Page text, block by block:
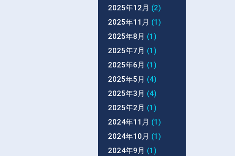
2025年12月 (2)
2025年11月 (1)
2025年8月 (1)
2025年7月 (1)
2025年6月 (1)
2025年5月 (4)
2025年3月 (4)
2025年2月 (1)
2024年11月 (1)
2024年10月 (1)
2024年9月 (1)